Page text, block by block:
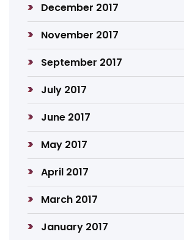
December 2017
November 2017
September 2017
July 2017
June 2017
May 2017
April 2017
March 2017
January 2017